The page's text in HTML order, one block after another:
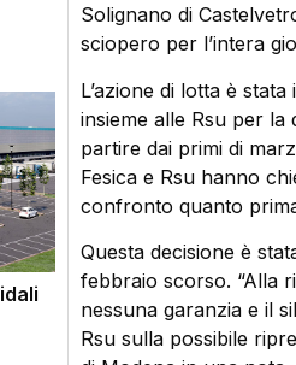
Solignano di
sciopero per l’intera
L’azione di lotta è
insieme alle Rsu per la
partire dai primi di
Fesica e Rsu hanno
confronto quanto
Questa decisione è
febbraio scorso. “Alla
nessuna garanzia e il
Rsu sulla possibile